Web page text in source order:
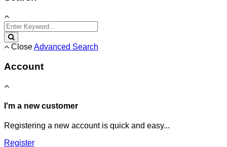
CloseAdvanced Search
Account
I'm a new customer
Registering a new account is quick and easy...
Register